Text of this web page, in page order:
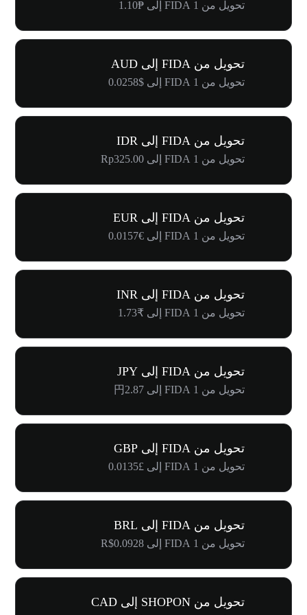
تحويل من 1 FIDA إلى ₱1.10
تحويل من FIDA إلى AUD
تحويل من 1 FIDA إلى $0.0258
تحويل من FIDA إلى IDR
تحويل من 1 FIDA إلى Rp325.00
تحويل من FIDA إلى EUR
تحويل من 1 FIDA إلى €0.0157
تحويل من FIDA إلى INR
تحويل من 1 FIDA إلى ₹1.73
تحويل من FIDA إلى JPY
تحويل من 1 FIDA إلى 円2.87
تحويل من FIDA إلى GBP
تحويل من 1 FIDA إلى £0.0135
تحويل من FIDA إلى BRL
تحويل من 1 FIDA إلى R$0.0928
تحويل من SHOPON إلى CAD